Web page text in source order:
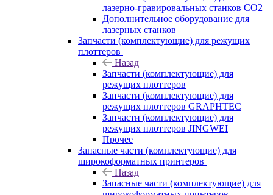
лазерно-гравировальных станков CO2
Дополнительное оборудование для
лазерных станков
Запчасти (комплектующие) для режущих
плоттеров
Назад
Запчасти (комплектующие) для
режущих плоттеров
Запчасти (комплектующие) для
режущих плоттеров GRAPHTEC
Запчасти (комплектующие) для
режущих плоттеров JINGWEI
Прочее
Запасные части (комплектующие) для
широкоформатных принтеров
Назад
Запасные части (комплектующие) для